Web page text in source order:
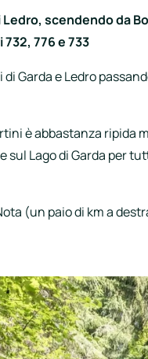
scendendo da
776 e 733
Garda e Ledro
è abbastanza ripida
sul Lago di Garda per
(un paio di km a